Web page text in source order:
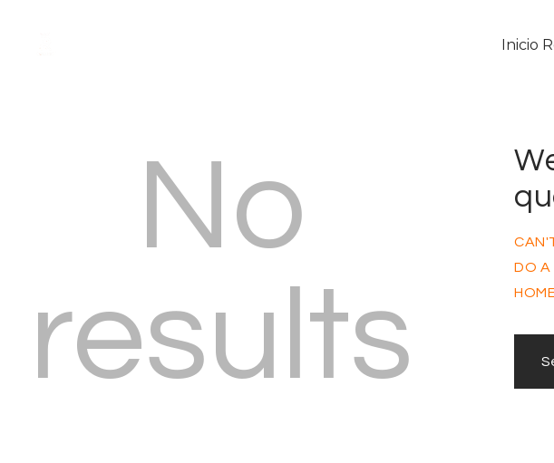
Inicio
Programas
Noticias
Equipo
Sobre
No
results
DO A